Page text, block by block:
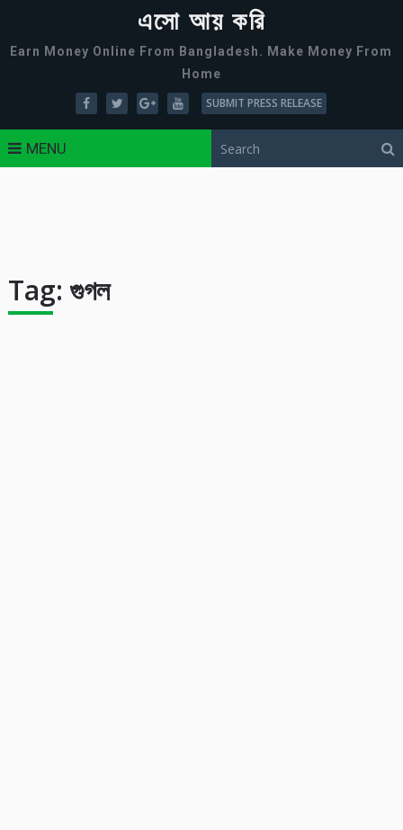
এসো আয় করি
Earn Money Online From Bangladesh. Make Money From
Home
SUBMIT PRESS RELEASE
MENU
Tag:গুগল